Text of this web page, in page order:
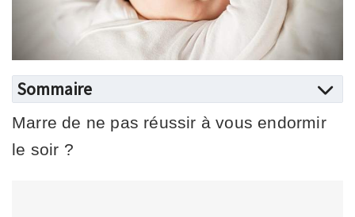
Sommaire
Marre de ne pas réussir à vous endormir
le soir ?